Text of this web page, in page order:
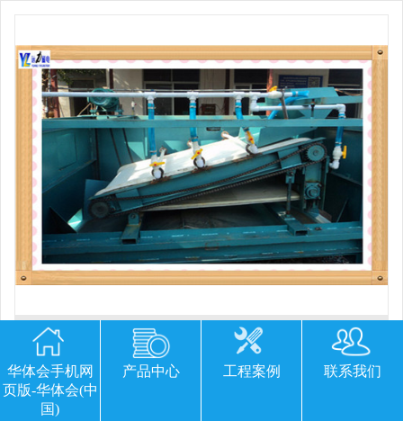
平板磁选机胶带那里有
欢迎您留下宝贵的意见或建议
华体会手机网
页版-华体会(中
国)
产品中心 工程案例 联系我们